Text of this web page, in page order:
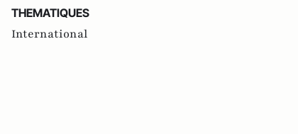
THEMATIQUES
International